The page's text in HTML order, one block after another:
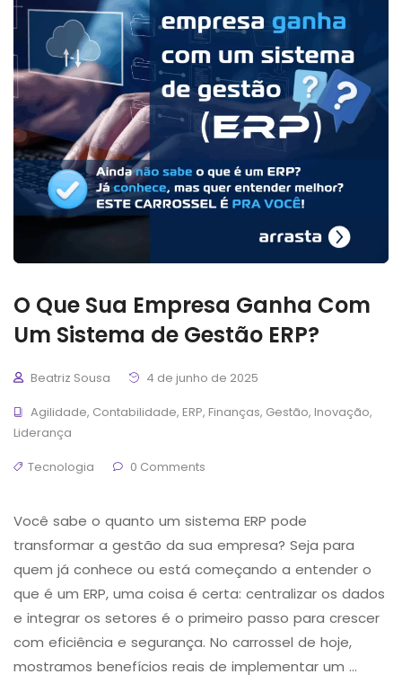
O Que Sua Empresa Ganha Com
Um Sistema de Gestão ERP?
Beatriz Sousa
4 de junho de 2025
Agilidade, Contabilidade, ERP, Finanças, Gestão, Inovação,
Liderança
Tecnologia
0 Comments
Você sabe o quanto um sistema ERP pode
transformar a gestão da sua empresa? Seja para
quem já conhece ou está começando a entender o
que é um ERP, uma coisa é certa: centralizar os dados
e integrar os setores é o primeiro passo para crescer
com eficiência e segurança. No carrossel de hoje,
mostramos benefícios reais de implementar um …